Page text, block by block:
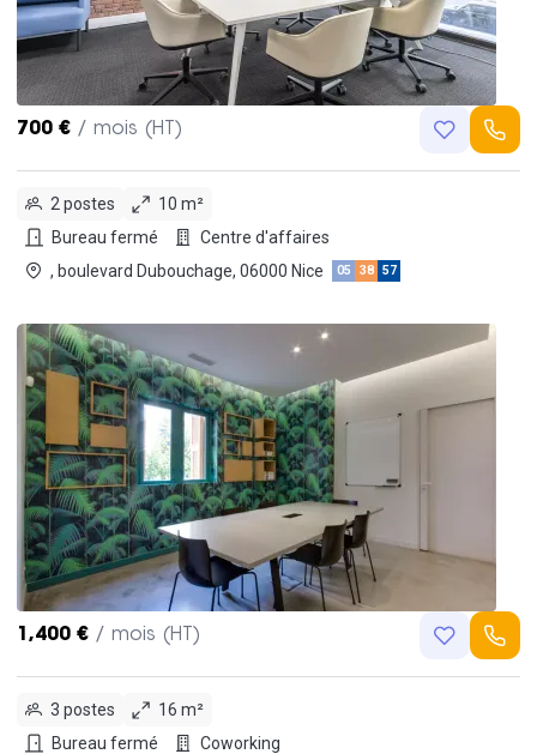
700 € / mois (HT)
2 postes
10 m²
Bureau fermé
Centre d'affaires
, boulevard Dubouchage, 06000 Nice
05 38 57
1,400 € / mois (HT)
3 postes
16 m²
Bureau fermé
Coworking